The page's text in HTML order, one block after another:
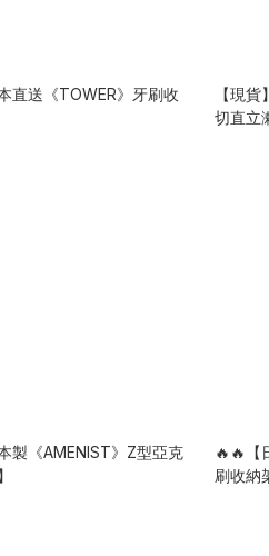
直送《TOWER》牙刷收
【現
切直立
製《AMENIST》Z型亞克
🔥🔥【
刷收納